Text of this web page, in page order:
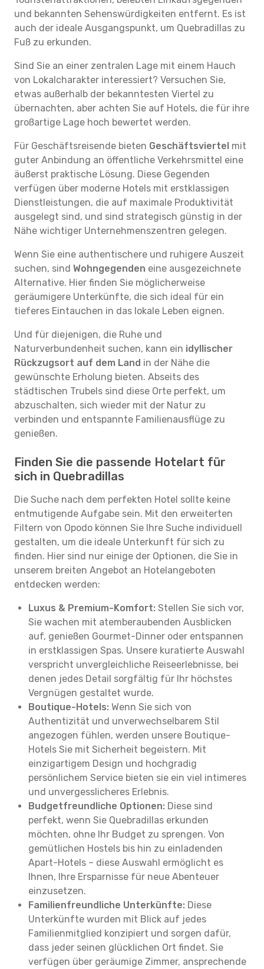
und bekannten Sehenswürdigkeiten entfernt. Es ist
auch der ideale Ausgangspunkt, um Quebradillas zu
Fuß zu erkunden.
Sind Sie an einer zentralen Lage mit einem Hauch
von Lokalcharakter interessiert? Versuchen Sie,
etwas außerhalb der bekanntesten Viertel zu
übernachten, aber achten Sie auf Hotels, die für ihre
großartige Lage hoch bewertet werden.
Für Geschäftsreisende bieten Geschäftsviertel mit
guter Anbindung an öffentliche Verkehrsmittel eine
äußerst praktische Lösung. Diese Gegenden
verfügen über moderne Hotels mit erstklassigen
Dienstleistungen, die auf maximale Produktivität
ausgelegt sind, und sind strategisch günstig in der
Nähe wichtiger Unternehmenszentren gelegen.
Wenn Sie eine authentischere und ruhigere Auszeit
suchen, sind Wohngegenden eine ausgezeichnete
Alternative. Hier finden Sie möglicherweise
geräumigere Unterkünfte, die sich ideal für ein
tieferes Eintauchen in das lokale Leben eignen.
Und für diejenigen, die Ruhe und
Naturverbundenheit suchen, kann ein idyllischer
Rückzugsort auf dem Land in der Nähe die
gewünschte Erholung bieten. Abseits des
städtischen Trubels sind diese Orte perfekt, um
abzuschalten, sich wieder mit der Natur zu
verbinden und entspannte Familienausflüge zu
genießen.
Finden Sie die passende Hotelart für
sich in Quebradillas
Die Suche nach dem perfekten Hotel sollte keine
entmutigende Aufgabe sein. Mit den erweiterten
Filtern von Opodo können Sie Ihre Suche individuell
gestalten, um die ideale Unterkunft für sich zu
finden. Hier sind nur einige der Optionen, die Sie in
unserem breiten Angebot an Hotelangeboten
entdecken werden:
Luxus & Premium-Komfort: Stellen Sie sich vor,
Sie wachen mit atemberaubenden Ausblicken
auf, genießen Gourmet-Dinner oder entspannen
in erstklassigen Spas. Unsere kuratierte Auswahl
verspricht unvergleichliche Reiseerlebnisse, bei
denen jedes Detail sorgfältig für Ihr höchstes
Vergnügen gestaltet wurde.
Boutique-Hotels: Wenn Sie sich von
Authentizität und unverwechselbarem Stil
angezogen fühlen, werden unsere Boutique-
Hotels Sie mit Sicherheit begeistern. Mit
einzigartigem Design und hochgradig
persönlichem Service bieten sie ein viel intimeres
und unvergesslicheres Erlebnis.
Budgetfreundliche Optionen: Diese sind
perfekt, wenn Sie Quebradillas erkunden
möchten, ohne Ihr Budget zu sprengen. Von
gemütlichen Hostels bis hin zu einladenden
Apart-Hotels – diese Auswahl ermöglicht es
Ihnen, Ihre Ersparnisse für neue Abenteuer
einzusetzen.
Familienfreundliche Unterkünfte: Diese
Unterkünfte wurden mit Blick auf jedes
Familienmitglied konzipiert und sorgen dafür,
dass jeder seinen glücklichen Ort findet. Sie
verfügen über geräumige Zimmer, ansprechende